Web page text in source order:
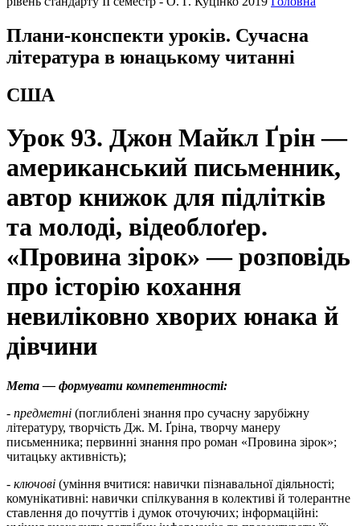
Плани-конспекти уроків. Сучасна
література в юнацькому читанні
США
Урок 93. Джон Майкл Ґрін —
американський письменник,
автор книжок для підлітків
та молоді, відеоблоґер.
«Провина зірок» — розповідь
про історію кохання
невиліковно хворих юнака й
дівчини
Мета — формувати компетентності:
- предметні (поглиблені знання про сучасну зарубіжну
літературу, творчість Дж. М. Ґріна, творчу манеру
письменника; первинні знання про роман «Провина зірок»;
читацьку активність);
- ключові (уміння вчитися: навички пізнавальної діяльності;
комунікативні: навички спілкування в колективі й толерантне
ставлення до почуттів і думок оточуючих; інформаційні: